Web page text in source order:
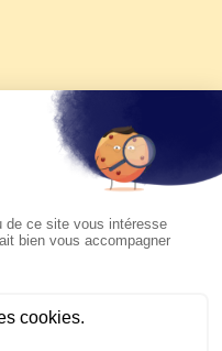
d'été 2026 de KTO
du pape Léon
suivre sur KTO le
Argentine et
17 novembre 2026